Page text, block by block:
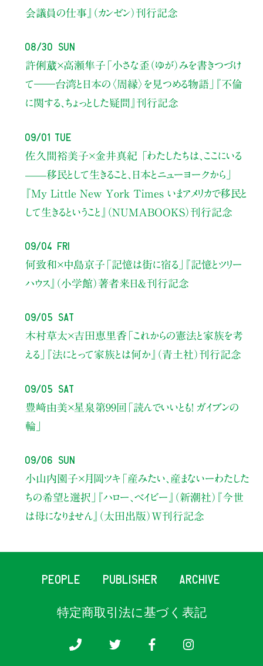
会議員の仕事』（カンゼン）刊行記念
08/30 Sun
許俐葳×高瀬隼子 「小さな歪（ゆが）みを書きつづけ
て――台湾と日本の〈周縁〉を見つめる物語」
『不倫
に関する、ちょっとした疑問』刊行記念
09/01 Tue
佐久間裕美子×金井真紀 「わたしたちは、ここにいる
——移民として生きること、日本とニューヨークから」
『My Little New York Times いまアメリカで移民と
して生きるということ』（NUMABOOKS）刊行記念
09/04 Fri
何致和×中島京子 「記憶は街に宿る」
『記憶とツリー
ハウス』（小学館）著者来日＆刊行記念
09/05 Sat
木村草太×吉田恵里香 「これからの憲法と家族を考
える」
『法にとって家族とは何か』（青土社）刊行記念
09/05 Sat
豊﨑由美×星泉 第99回「読んでいいとも！ ガイブンの
輪」
09/06 Sun
小山内園子×月岡ツキ 「産みたい、産まないーわたした
ちの希望と選択」
『ハロー、ベイビー』（新潮社） 『今世
は母になりません』（太田出版）W刊行記念
PEOPLE PUBLISHER ARCHIVE
特定商取引法に基づく表記